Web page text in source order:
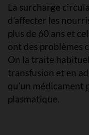
La surcharge
d’affecter les
plus de 60 ans et
ont des problèmes
On la traite
transfusion et en
qu’un
plasmatique.